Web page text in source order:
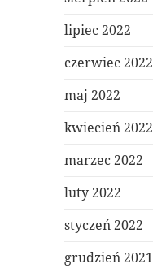
lipiec 2022
czerwiec 2022
maj 2022
kwiecień 2022
marzec 2022
luty 2022
styczeń 2022
grudzień 2021